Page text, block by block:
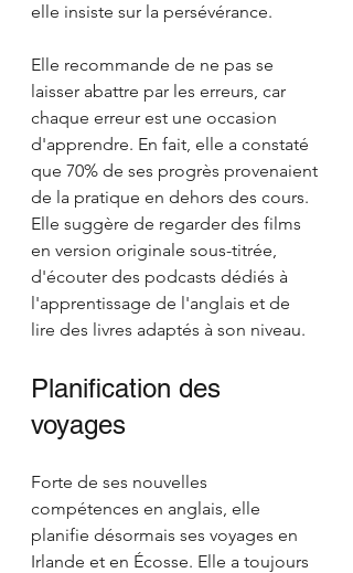
elle insiste sur la persévérance.
Elle recommande de ne pas se
laisser abattre par les erreurs, car
chaque erreur est une occasion
d'apprendre. En fait, elle a constaté
que 70% de ses progrès provenaient
de la pratique en dehors des cours.
Elle suggère de regarder des films
en version originale sous-titrée,
d'écouter des podcasts dédiés à
l'apprentissage de l'anglais et de
lire des livres adaptés à son niveau.
Planification des
voyages
Forte de ses nouvelles
compétences en anglais, elle
planifie désormais ses voyages en
Irlande et en Écosse. Elle a toujours